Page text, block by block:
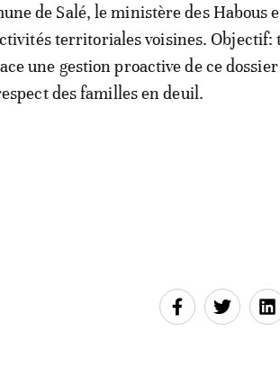
de Salé, le ministère des Habous
territoriales voisines. Objectif:
une gestion proactive de ce
des familles en deuil.